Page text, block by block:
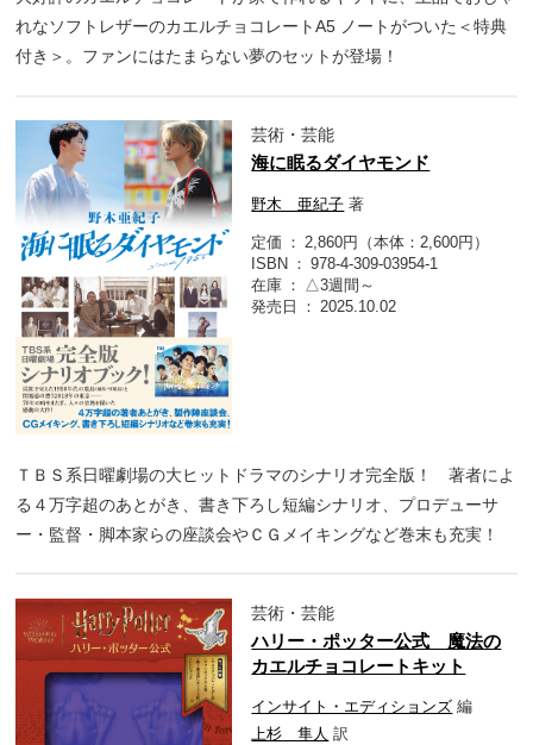
れなソフトレザーのカエルチョコレートA5 ノートがついた＜特典
付き＞。ファンにはたまらない夢のセットが登場！
芸術・芸能
海に眠るダイヤモンド
野木 亜紀子 著
定価
2,860円（本体：2,600円）
ISBN
978-4-309-03954-1
在庫
△3週間～
発売日
2025.10.02
ＴＢＳ系日曜劇場の大ヒットドラマのシナリオ完全版！ 著者によ
る４万字超のあとがき、書き下ろし短編シナリオ、プロデューサ
ー・監督・脚本家らの座談会やＣＧメイキングなど巻末も充実！
芸術・芸能
ハリー・ポッター公式 魔法の
カエルチョコレートキット
インサイト・エディションズ 編
上杉 隼人 訳